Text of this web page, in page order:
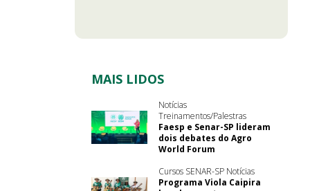
MAIS LIDOS
Notícias
Treinamentos/Palestras
Faesp e Senar-SP lideram
dois debates do Agro
World Forum
Cursos SENAR-SP Notícias
Programa Viola Caipira